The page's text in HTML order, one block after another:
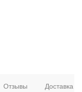
Отзывы Доставка